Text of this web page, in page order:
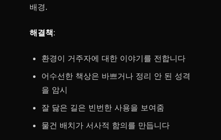
배경.
해결책:
환경이 거주자에 대한 이야기를 전합니다
어수선한 책상은 바쁘거나 정리 안 된 성격
을 암시
잘 닳은 길은 빈번한 사용을 보여줌
물건 배치가 서사적 함의를 만듭니다